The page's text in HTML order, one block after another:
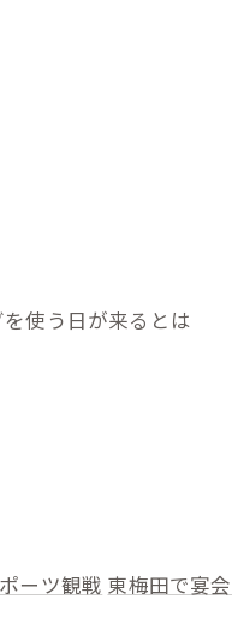
使う日が来るとは
ーツ観戦 東梅田で宴